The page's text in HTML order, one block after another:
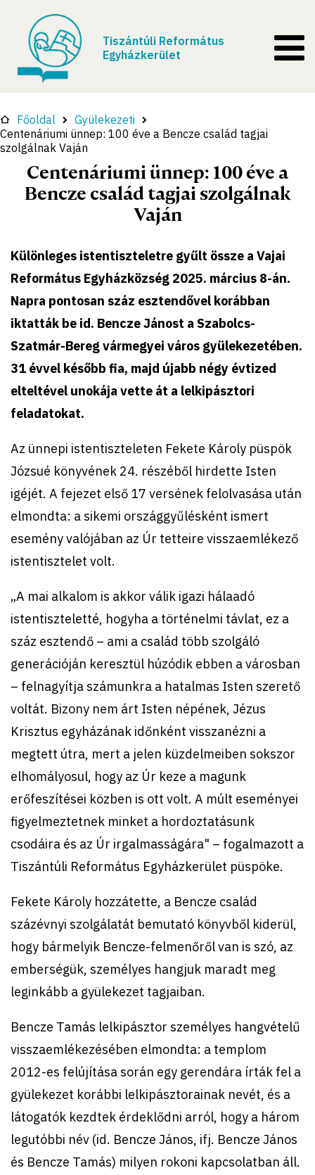
Tiszántúli Református
Egyházkerület
Főoldal
Gyülekezeti
Centenáriumi ünnep: 100 éve a Bencze család tagjai
szolgálnak Vaján
Centenáriumi ünnep: 100 éve a
Bencze család tagjai szolgálnak
Vaján
Különleges istentiszteletre gyűlt össze a Vajai
Református Egyházközség 2025. március 8-án.
Napra pontosan száz esztendővel korábban
iktatták be id. Bencze Jánost a Szabolcs-
Szatmár-Bereg vármegyei város gyülekezetében.
31 évvel később fia, majd újabb négy évtized
elteltével unokája vette át a lelkipásztori
feladatokat.
Az ünnepi istentiszteleten Fekete Károly püspök
Józsué könyvének 24. részéből hirdette Isten
igéjét. A fejezet első 17 versének felolvasása után
elmondta: a sikemi országgyűlésként ismert
esemény valójában az Úr tetteire visszaemlékező
istentisztelet volt.
„A mai alkalom is akkor válik igazi hálaadó
istentiszteletté, hogyha a történelmi távlat, ez a
száz esztendő – ami a család több szolgáló
generációján keresztül húzódik ebben a városban
– felnagyítja számunkra a hatalmas Isten szerető
voltát. Bizony nem árt Isten népének, Jézus
Krisztus egyházának időnként visszanézni a
megtett útra, mert a jelen küzdelmeiben sokszor
elhomályosul, hogy az Úr keze a magunk
erőfeszítései közben is ott volt. A múlt eseményei
figyelmeztetnek minket a hordoztatásunk
csodáira és az Úr irgalmasságára" – fogalmazott a
Tiszántúli Református Egyházkerület püspöke.
Fekete Károly hozzátette, a Bencze család
százévnyi szolgálatát bemutató könyvből kiderül,
hogy bármelyik Bencze-felmenőről van is szó, az
emberségük, személyes hangjuk maradt meg
leginkább a gyülekezet tagjaiban.
Bencze Tamás lelkipásztor személyes hangvételű
visszaemlékezésében elmondta: a templom
2012-es felújítása során egy gerendára írták fel a
gyülekezet korábbi lelkipásztorainak nevét, és a
látogatók kezdtek érdeklődni arról, hogy a három
legutóbbi név (id. Bencze János, ifj. Bencze János
és Bencze Tamás) milyen rokoni kapcsolatban áll.